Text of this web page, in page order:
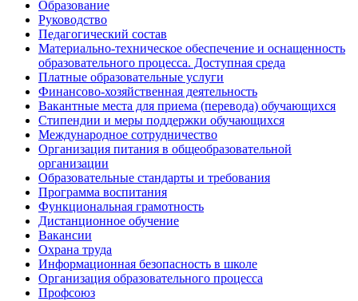
Образование
Руководство
Педагогический состав
Материально-техническое обеспечение и оснащенность
образовательного процесса. Доступная среда
Платные образовательные услуги
Финансово-хозяйственная деятельность
Вакантные места для приема (перевода) обучающихся
Стипендии и меры поддержки обучающихся
Международное сотрудничество
Организация питания в общеобразовательной
организации
Образовательные стандарты и требования
Программа воспитания
Функциональная грамотность
Дистанционное обучение
Вакансии
Охрана труда
Информационная безопасность в школе
Организация образовательного процесса
Профсоюз